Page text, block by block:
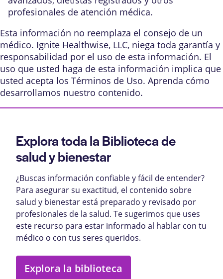
profesionales de atención médica.
Esta información no reemplaza el consejo de un
médico. Ignite Healthwise, LLC, niega toda garantía y
responsabilidad por el uso de esta información. El
uso que usted haga de esta información implica que
usted acepta los Términos de Uso. Aprenda cómo
desarrollamos nuestro contenido.
Explora toda la Biblioteca de
salud y bienestar
¿Buscas información confiable y fácil de entender?
Para asegurar su exactitud, el contenido sobre
salud y bienestar está preparado y revisado por
profesionales de la salud. Te sugerimos que uses
este recurso para estar informado al hablar con tu
médico o con tus seres queridos.
Explora la biblioteca